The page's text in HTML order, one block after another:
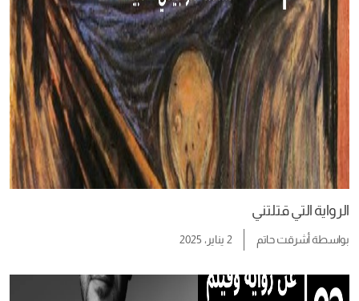
الرواية التي قتلتني
بواسطةأشرقت حاتم 2 يناير، 2025